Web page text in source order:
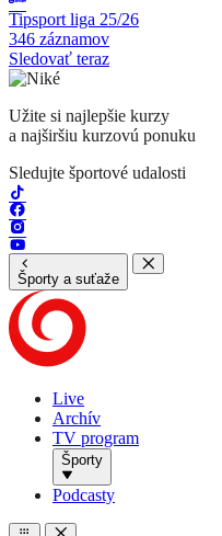
Tipsport liga 25/26
346 záznamov
Sledovať teraz
Užite si najlepšie kurzy
a najširšiu kurzovú ponuku
Sledujte športové udalosti
Športy a suťaže
Live
Archív
TV program
Športy
Podcasty